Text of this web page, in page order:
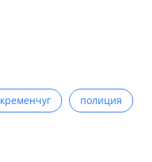
кременчуг полиция